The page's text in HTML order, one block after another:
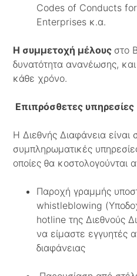
Codes of Conducts
Enterprises κ.α.
Η συμμετοχή μέλους στο
δυνατότητα ανανέωσης, και
κάθε χρόνο.
Eπιπρόσθετες υπηρεσίες
Η Διεθνής Διαφάνεια
συμπληρωματικές
οποίες θα κοστολογούνται
Παροχή γραμμής
whistleblowing
hotline της Διεθνούς
να είμαστε εγγυητές
διαφάνειας